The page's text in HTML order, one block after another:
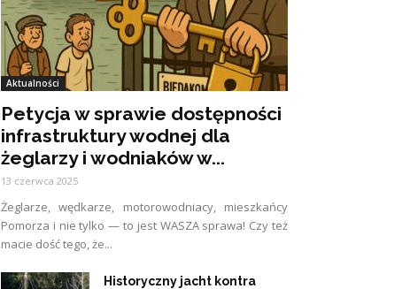
Aktualności
Petycja w sprawie dostępności
infrastruktury wodnej dla
żeglarzy i wodniaków w...
13 czerwca 2025
Żeglarze, wędkarze, motorowodniacy, mieszkańcy
Pomorza i nie tylko — to jest WASZA sprawa! Czy też
macie dość tego, że...
Historyczny jacht kontra